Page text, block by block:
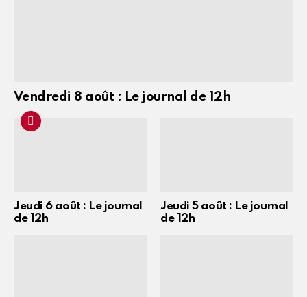
Vendredi 8 août : Le journal de 12h
Jeudi 6 août : Le journal
de 12h
Jeudi 5 août : Le journal
de 12h